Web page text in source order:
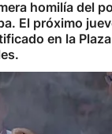
homilía del
El próximo
en la